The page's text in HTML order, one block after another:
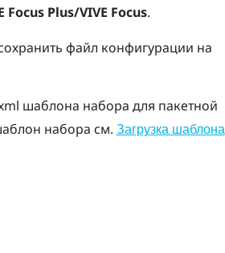
Focus Plus/VIVE Focus.
файл конфигурации на
шаблона набора для пакетной
набора см. Загрузка шаблона